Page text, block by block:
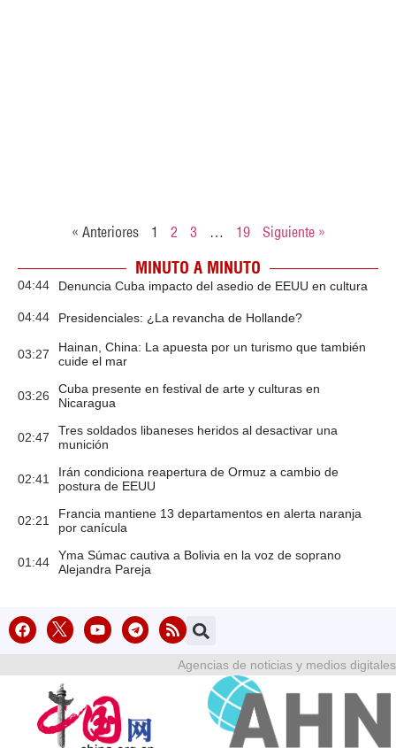
« Anteriores 1 2 3 … 19 Siguiente »
MINUTO A MINUTO
04:44 Denuncia Cuba impacto del asedio de EEUU en cultura
04:44 Presidenciales: ¿La revancha de Hollande?
03:27
Hainan, China: La apuesta por un turismo que también
cuide el mar
03:26
Cuba presente en festival de arte y culturas en
Nicaragua
02:47
Tres soldados libaneses heridos al desactivar una
munición
02:41
Irán condiciona reapertura de Ormuz a cambio de
postura de EEUU
02:21
Francia mantiene 13 departamentos en alerta naranja
por canícula
01:44
Yma Súmac cautiva a Bolivia en la voz de soprano
Alejandra Pareja
Agencias de noticias y medios digitales